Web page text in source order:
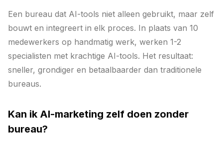
Een bureau dat AI-tools niet alleen gebruikt, maar zelf
bouwt en integreert in elk proces. In plaats van 10
medewerkers op handmatig werk, werken 1-2
specialisten met krachtige AI-tools. Het resultaat:
sneller, grondiger en betaalbaarder dan traditionele
bureaus.
Kan ik AI-marketing zelf doen zonder
bureau?